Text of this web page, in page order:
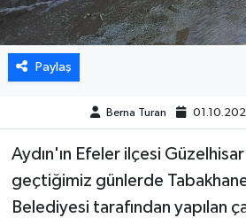
Paylaş
Berna Turan
Aydın'ın Efeler ilçesi
geçtiğimiz günlerde
Belediyesi tarafından yapılan
HABERDE İNSAN
KÜLTÜR SANAT
MAGAZİN
ÖZEL HABER
SAĞLIK